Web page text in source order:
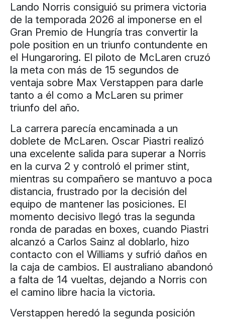
Lando Norris consiguió su primera victoria
de la temporada 2026 al imponerse en el
Gran Premio de Hungría tras convertir la
pole position en un triunfo contundente en
el Hungaroring. El piloto de McLaren cruzó
la meta con más de 15 segundos de
ventaja sobre Max Verstappen para darle
tanto a él como a McLaren su primer
triunfo del año.
La carrera parecía encaminada a un
doblete de McLaren. Oscar Piastri realizó
una excelente salida para superar a Norris
en la curva 2 y controló el primer stint,
mientras su compañero se mantuvo a poca
distancia, frustrado por la decisión del
equipo de mantener las posiciones. El
momento decisivo llegó tras la segunda
ronda de paradas en boxes, cuando Piastri
alcanzó a Carlos Sainz al doblarlo, hizo
contacto con el Williams y sufrió daños en
la caja de cambios. El australiano abandonó
a falta de 14 vueltas, dejando a Norris con
el camino libre hacia la victoria.
Verstappen heredó la segunda posición